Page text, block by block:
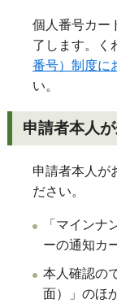
個人番号カー
了します。く
番号）制度に
い。
申請者本人
申請者本人が
ださい。
「マインナ
ーの通知カ
本人確認の
面）」のほ